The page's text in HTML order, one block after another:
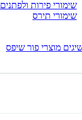
שימורי פירות ולפתנים
שימורי תירס
מוצרי פור שיפס